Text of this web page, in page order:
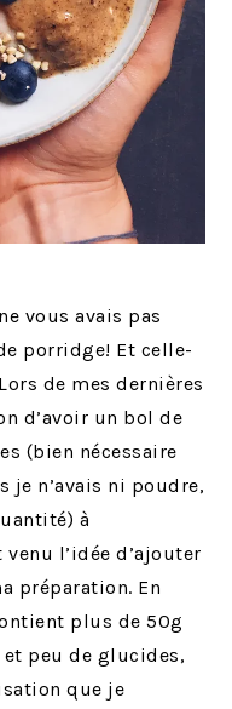
vous avais pas
porridge! Et celle-
de mes dernières
d’avoir un bol de
(bien nécessaire
je n’avais ni poudre,
à
l’idée d’ajouter
préparation. En
plus de 50g
peu de glucides,
que je